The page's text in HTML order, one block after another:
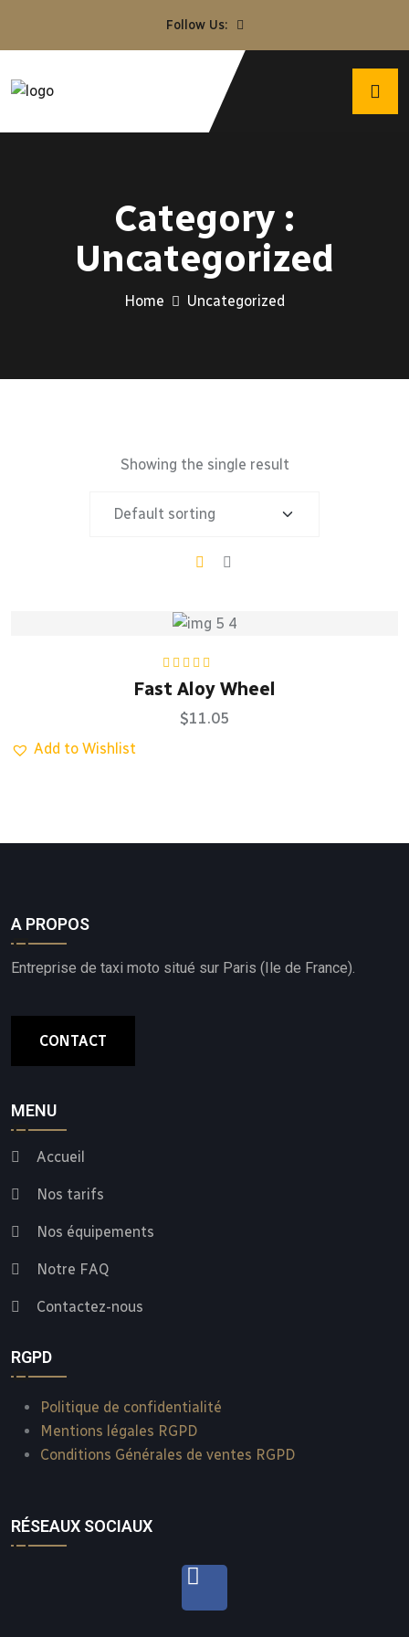
Follow Us:
Category :
Uncategorized
Home Uncategorized
Showing the single result
Rated 5.00out
of 5
Fast Aloy Wheel
$11.05
Add to Wishlist
A PROPOS
Entreprise de taxi moto situé sur Paris (Ile de France).
CONTACT
MENU
Accueil
Nos tarifs
Nos équipements
Notre FAQ
Contactez-nous
RGPD
Politique de confidentialité
Mentions légales RGPD
Conditions Générales de ventes RGPD
RÉSEAUX SOCIAUX